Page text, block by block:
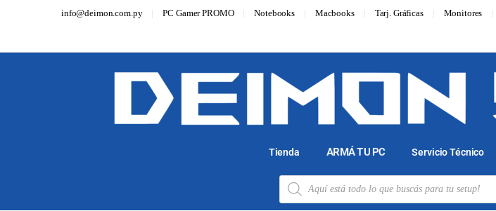
info@deimon.com.py PC Gamer PROMO Notebooks Macbooks Tarj. Gráficas Monitores
Tienda ARMÁ TU PC Servicio Técnico